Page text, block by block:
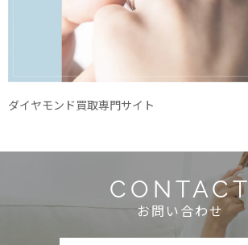
ダイヤモンド買取専門サイト
CONTACT
お問い合わせ